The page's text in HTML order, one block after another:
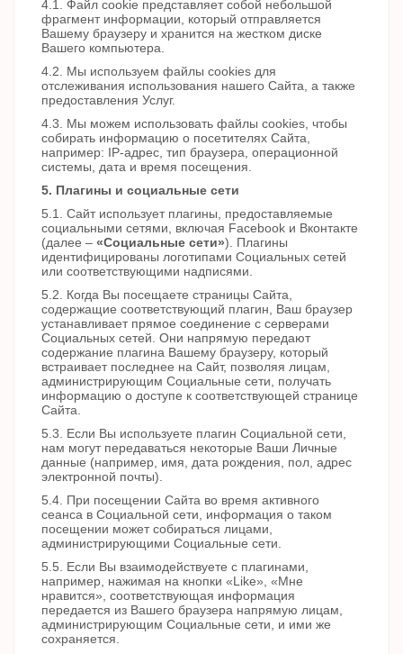
4.1. Файл cookie представляет собой небольшой
фрагмент информации, который отправляется
Вашему браузеру и хранится на жестком диске
Вашего компьютера.
4.2. Мы используем файлы cookies для
отслеживания использования нашего Сайта, а также
предоставления Услуг.
4.3. Мы можем использовать файлы cookies, чтобы
собирать информацию о посетителях Сайта,
например: IP-адрес, тип браузера, операционной
системы, дата и время посещения.
5. Плагины и социальные сети
5.1. Сайт использует плагины, предоставляемые
социальными сетями, включая Facebook и Вконтакте
(далее – «Социальные сети»). Плагины
идентифицированы логотипами Социальных сетей
или соответствующими надписями.
5.2. Когда Вы посещаете страницы Сайта,
содержащие соответствующий плагин, Ваш браузер
устанавливает прямое соединение с серверами
Социальных сетей. Они напрямую передают
содержание плагина Вашему браузеру, который
встраивает последнее на Сайт, позволяя лицам,
администрирующим Социальные сети, получать
информацию о доступе к соответствующей странице
Сайта.
5.3. Если Вы используете плагин Социальной сети,
нам могут передаваться некоторые Ваши Личные
данные (например, имя, дата рождения, пол, адрес
электронной почты).
5.4. При посещении Сайта во время активного
сеанса в Социальной сети, информация о таком
посещении может собираться лицами,
администрирующими Социальные сети.
5.5. Если Вы взаимодействуете с плагинами,
например, нажимая на кнопки «Like», «Мне
нравится», соответствующая информация
передается из Вашего браузера напрямую лицам,
администрирующим Социальные сети, и ими же
сохраняется.